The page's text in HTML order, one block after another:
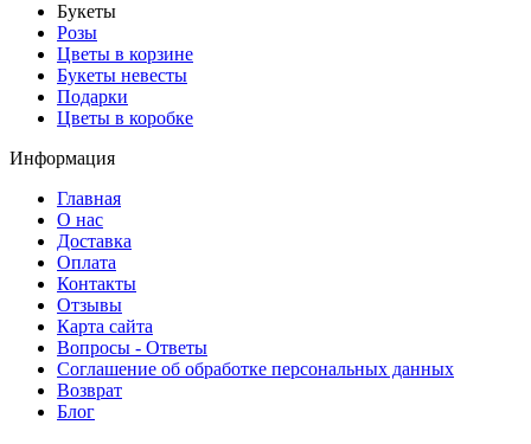
Букеты
Розы
Цветы в корзине
Букеты невесты
Подарки
Цветы в коробке
Информация
Главная
О нас
Доставка
Оплата
Контакты
Отзывы
Карта сайта
Вопросы - Ответы
Соглашение об обработке персональных данных
Возврат
Блог